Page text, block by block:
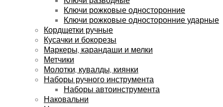
Ключи рожковые односторонние
Ключи рожковые односторонние ударные
Кордщетки ручные
Кусачки и бокорезы
Маркеры, карандаши и мелки
Метчики
Молотки, кувалды, киянки
Наборы ручного инструмента
Наборы автоинструмента
Наковальни